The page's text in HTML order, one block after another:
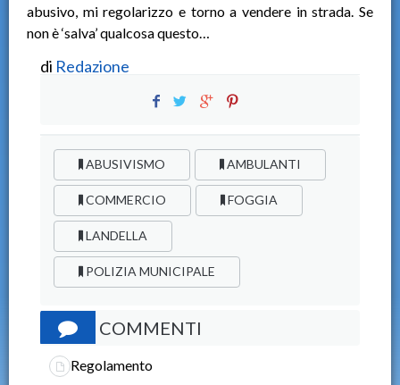
abusivo, mi regolarizzo e torno a vendere in strada. Se
non è ‘salva’ qualcosa questo…
di Redazione
ABUSIVISMO AMBULANTI
COMMERCIO FOGGIA
LANDELLA
POLIZIA MUNICIPALE
COMMENTI
Regolamento